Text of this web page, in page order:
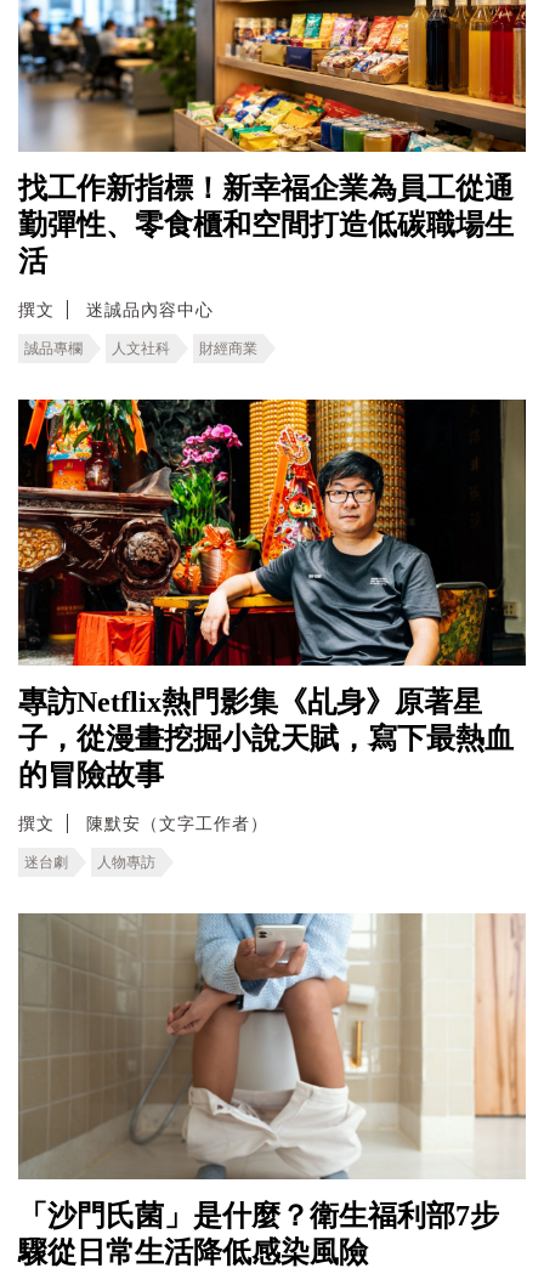
找工作新指標！新幸福企業為員工從通
勤彈性、零食櫃和空間打造低碳職場生
活
撰文 迷誠品內容中心
誠品專欄 人文社科 財經商業
專訪Netflix熱門影集《乩身》原著星
子，從漫畫挖掘小說天賦，寫下最熱血
的冒險故事
撰文 陳默安（文字工作者）
迷台劇 人物專訪
「沙門氏菌」是什麼？衛生福利部7步
驟從日常生活降低感染風險